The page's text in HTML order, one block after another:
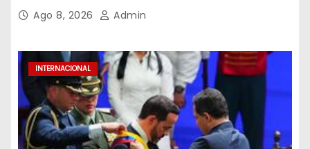
Ago 8, 2026 Admin
INTERNACIONAL